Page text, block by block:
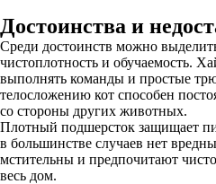
Достоинства и
Среди достоинств можно
чистоплотность и обучаемость.
выполнять команды и простые
телосложению кот способен
со стороны других животных.
Плотный подшерсток защищает
в большинстве случаев нет
мстительны и предпочитают
весь дом.